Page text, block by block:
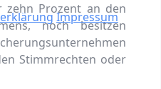
Prozent an den
noch besitzen
Stimmrechten oder
Impressum